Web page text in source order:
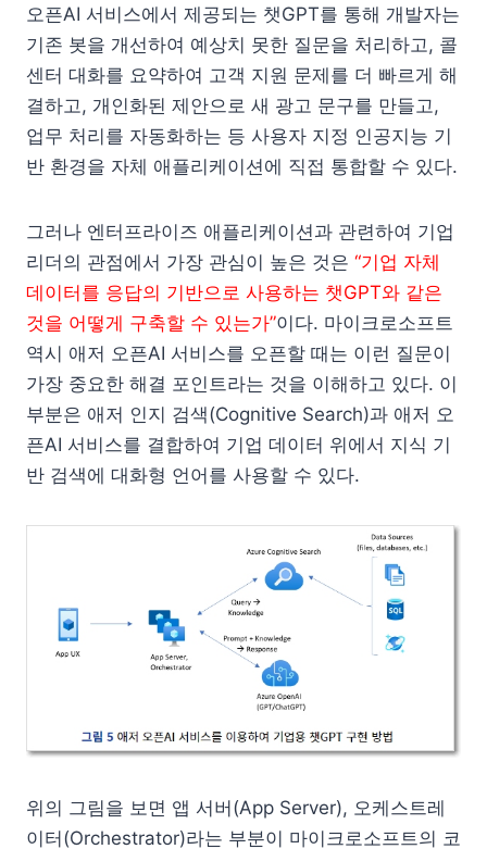
오픈AI 서비스에서 제공되는 챗GPT를 통해 개발자는
기존 봇을 개선하여 예상치 못한 질문을 처리하고, 콜
센터 대화를 요약하여 고객 지원 문제를 더 빠르게 해
결하고, 개인화된 제안으로 새 광고 문구를 만들고,
업무 처리를 자동화하는 등 사용자 지정 인공지능 기
반 환경을 자체 애플리케이션에 직접 통합할 수 있다.
그러나 엔터프라이즈 애플리케이션과 관련하여 기업
리더의 관점에서 가장 관심이 높은 것은 “기업 자체
데이터를 응답의 기반으로 사용하는 챗GPT와 같은
것을 어떻게 구축할 수 있는가”이다. 마이크로소프트
역시 애저 오픈AI 서비스를 오픈할 때는 이런 질문이
가장 중요한 해결 포인트라는 것을 이해하고 있다. 이
부분은 애저 인지 검색(Cognitive Search)과 애저 오
픈AI 서비스를 결합하여 기업 데이터 위에서 지식 기
반 검색에 대화형 언어를 사용할 수 있다.
위의 그림을 보면 앱 서버(App Server), 오케스트레
이터(Orchestrator)라는 부분이 마이크로소프트의 코